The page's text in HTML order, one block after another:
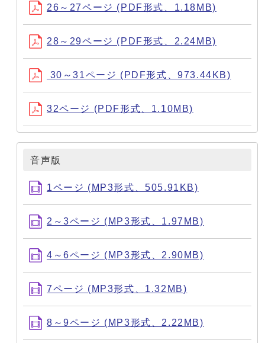
26～27ページ (PDF形式、1.18MB)
28～29ページ (PDF形式、2.24MB)
30～31ページ (PDF形式、973.44KB)
32ページ (PDF形式、1.10MB)
音声版
1ページ (MP3形式、505.91KB)
2～3ページ (MP3形式、1.97MB)
4～6ページ (MP3形式、2.90MB)
7ページ (MP3形式、1.32MB)
8～9ページ (MP3形式、2.22MB)